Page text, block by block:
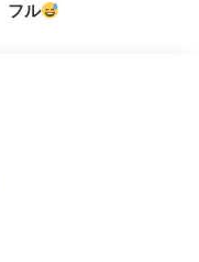
フル